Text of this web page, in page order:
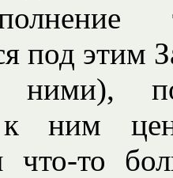
под этим
ними),
к ним
что-то